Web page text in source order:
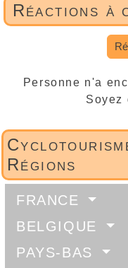
Régions
FRANCE
BELGIQUE
PAYS-BAS
Réactions à
Personne n'a
Soyez